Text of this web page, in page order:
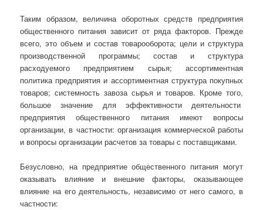
Таким образом, величина оборотных средств предприятия
общественного питания зависит от ряда факторов. Прежде
всего, это объем и состав товарооборота; цели и структура
производственной программы; состав и структура
расходуемого предприятием сырья; ассортиментная
политика предприятия и ассортиментная структура покупных
товаров; системность завоза сырья и товаров. Кроме того,
большое значение для эффективности деятельности
предприятия общественного питания имеют вопросы
организации, в частности: организация коммерческой работы
и вопросы организации расчетов за товары с поставщиками.
Безусловно, на предприятие общественного питания могут
оказывать влияние и внешние факторы, оказывающее
влияние на его деятельность, независимо от него самого, в
частности: